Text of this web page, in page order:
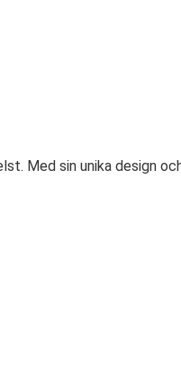
Med sin unika design